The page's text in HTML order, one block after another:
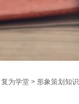
复为学堂 > 形象策划知识